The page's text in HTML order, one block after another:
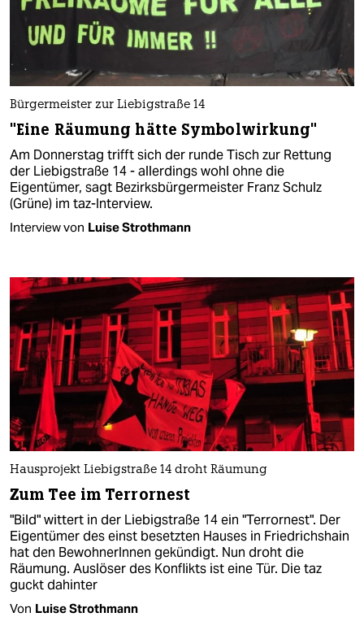
Bürgermeister zur Liebigstraße 14
"Eine Räumung hätte Symbolwirkung"
Am Donnerstag trifft sich der runde Tisch zur Rettung
der Liebigstraße 14 - allerdings wohl ohne die
Eigentümer, sagt Bezirksbürgermeister Franz Schulz
(Grüne) im taz-Interview.
Interview von Luise Strothmann
Hausprojekt Liebigstraße 14 droht Räumung
Zum Tee im Terrornest
"Bild" wittert in der Liebigstraße 14 ein "Terrornest". Der
Eigentümer des einst besetzten Hauses in Friedrichshain
hat den BewohnerInnen gekündigt. Nun droht die
Räumung. Auslöser des Konflikts ist eine Tür. Die taz
guckt dahinter
Von Luise Strothmann